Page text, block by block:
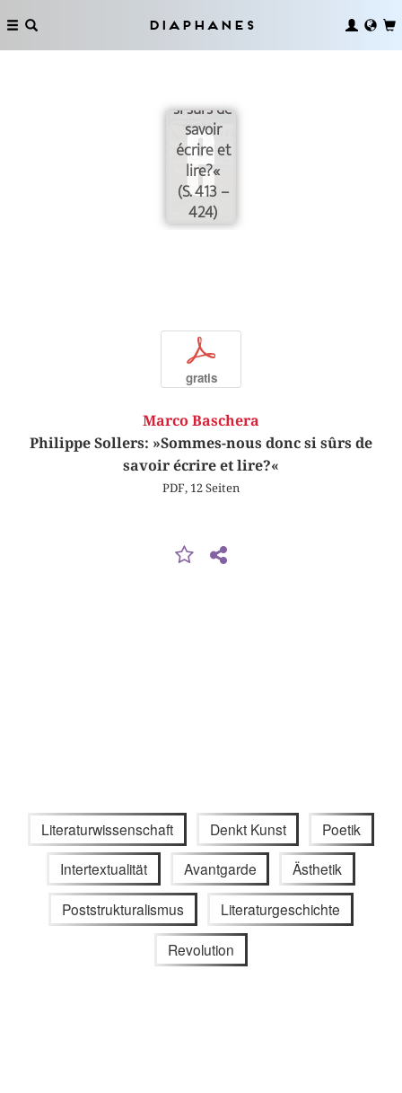
Diaphanes
Philippe
Sollers:
si sûrs de
savoir
écrire et
lire?«
(S. 413 –
424)
p
gratis
Marco Baschera
Philippe Sollers: »Sommes-nous donc si sûrs de
savoir écrire et lire?«
PDF, 12 Seiten
Literaturwissenschaft Denkt Kunst Poetik
Intertextualität Avantgarde Ästhetik
Poststrukturalismus Literaturgeschichte
Revolution